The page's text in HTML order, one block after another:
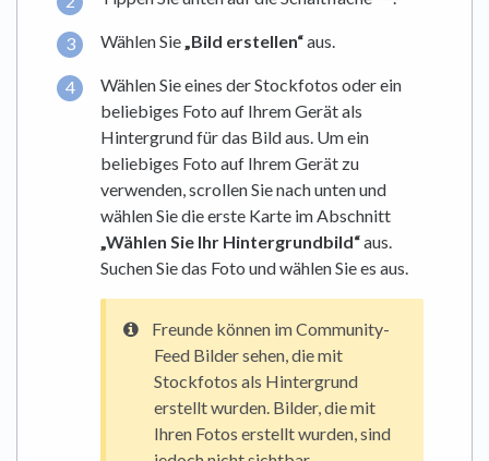
Wählen Sie„Bild erstellen“aus.
Wählen Sie eines der Stockfotos oder ein
beliebiges Foto auf Ihrem Gerät als
Hintergrund für das Bild aus. Um ein
beliebiges Foto auf Ihrem Gerät zu
verwenden, scrollen Sie nach unten und
wählen Sie die erste Karte im Abschnitt
„Wählen Sie Ihr Hintergrundbild“aus.
Suchen Sie das Foto und wählen Sie es aus.
Freunde können im Community-
Feed Bilder sehen, die mit
Stockfotos als Hintergrund
erstellt wurden. Bilder, die mit
Ihren Fotos erstellt wurden, sind